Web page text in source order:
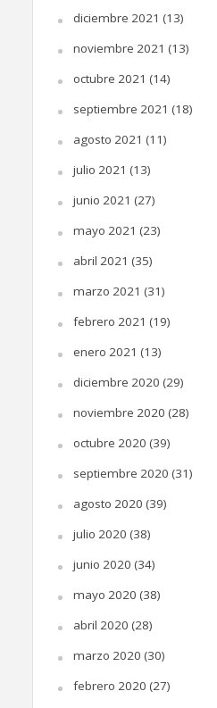
diciembre 2021 (13)
noviembre 2021 (13)
octubre 2021 (14)
septiembre 2021 (18)
agosto 2021 (11)
julio 2021 (13)
junio 2021 (27)
mayo 2021 (23)
abril 2021 (35)
marzo 2021 (31)
febrero 2021 (19)
enero 2021 (13)
diciembre 2020 (29)
noviembre 2020 (28)
octubre 2020 (39)
septiembre 2020 (31)
agosto 2020 (39)
julio 2020 (38)
junio 2020 (34)
mayo 2020 (38)
abril 2020 (28)
marzo 2020 (30)
febrero 2020 (27)